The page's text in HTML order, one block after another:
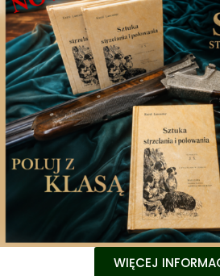
samorządności. Jest
przyszłości projekt
czytania w Sejmie RP.
Odtwarzacz
video
WIĘCEJ